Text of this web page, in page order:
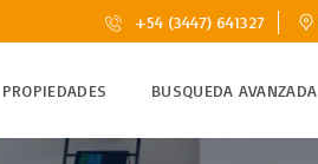
+54 (3447) 641327
PROPIEDADES BUSQUEDA AVANZADA